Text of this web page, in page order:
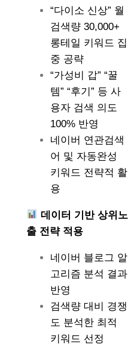
“다이소 신상” 월
검색량 30,000+
롱테일 키워드 집
중 공략
“가성비 갑” “꿀
템” “후기” 등 사
용자 검색 의도
100% 반영
네이버 연관검색
어 및 자동완성
키워드 전략적 활
용
데이터 기반 상위노
출 전략 적용
네이버 블로그 알
고리즘 분석 결과
반영
검색량 대비 경쟁
도 분석한 최적
키워드 선정